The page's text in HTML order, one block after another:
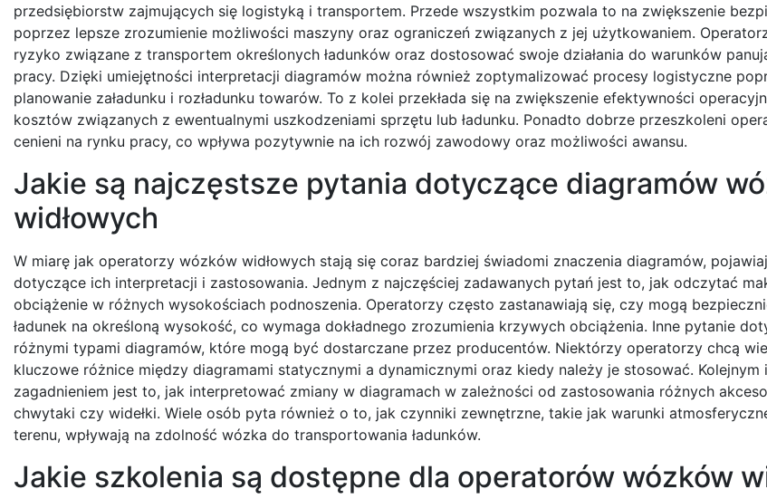
przedsiębiorstw zajmujących się logistyką i transportem. Przede wszystkim pozwala to na zwiększenie
poprzez lepsze zrozumienie możliwości maszyny oraz ograniczeń związanych z jej użytkowaniem.
ryzyko związane z transportem określonych ładunków oraz dostosować swoje działania do warunków
pracy. Dzięki umiejętności interpretacji diagramów można również zoptymalizować procesy logistyczne
planowanie załadunku i rozładunku towarów. To z kolei przekłada się na zwiększenie efektywności
kosztów związanych z ewentualnymi uszkodzeniami sprzętu lub ładunku. Ponadto dobrze przeszkoleni
cenieni na rynku pracy, co wpływa pozytywnie na ich rozwój zawodowy oraz możliwości awansu.
Jakie są najczęstsze pytania dotyczące diagramów
widłowych
W miarę jak operatorzy wózków widłowych stają się coraz bardziej świadomi znaczenia diagramów,
dotyczące ich interpretacji i zastosowania. Jednym z najczęściej zadawanych pytań jest to, jak odczytać
obciążenie w różnych wysokościach podnoszenia. Operatorzy często zastanawiają się, czy mogą
ładunek na określoną wysokość, co wymaga dokładnego zrozumienia krzywych obciążenia. Inne pytanie
różnymi typami diagramów, które mogą być dostarczane przez producentów. Niektórzy operatorzy chcą
kluczowe różnice między diagramami statycznymi a dynamicznymi oraz kiedy należy je stosować. Kolejnym
zagadnieniem jest to, jak interpretować zmiany w diagramach w zależności od zastosowania różnych
chwytaki czy widełki. Wiele osób pyta również o to, jak czynniki zewnętrzne, takie jak warunki
terenu, wpływają na zdolność wózka do transportowania ładunków.
Jakie szkolenia są dostępne dla operatorów wózków